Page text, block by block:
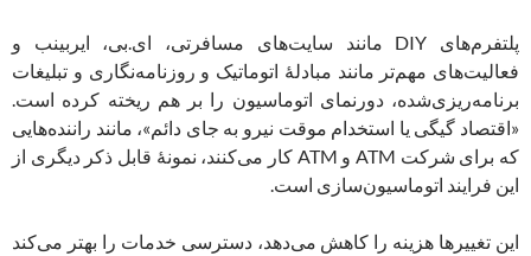
پلتفرم‌های DIY مانند سایت‌های مسافرتی، ای.بی، ایربینب و
فعالیت‌های مهم‌تر مانند مبادلۀ اتوماتیک و روزنامه‌نگاری و تبلیغات
برنامه‌ریزی‌شده، دورنمای اتوماسیون را بر هم ریخته کرده است.
«اقتصاد گیگی یا استخدام موقت نیرو به جای دائم»، مانند راننده‌هایی
که برای شرکت ATM و ATM کار می‌کنند، نمونۀ قابل ذکر دیگری از
این فرایند اتوماسیون‌سازی است.
این تغییرها هزینه را کاهش می‌دهد، دسترسی خدمات را بهتر می‌کند